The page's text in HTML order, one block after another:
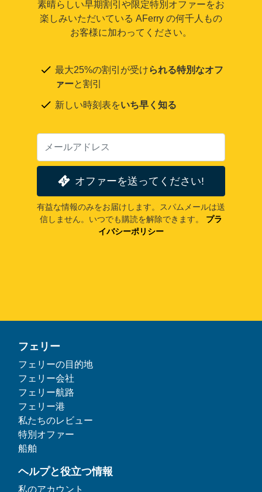
素晴らしい早期割引や限定特別オファーをお
楽しみいただいている AFerry の何千人もの
お客様に加わってください。
最大25%の割引が受けられる特別なオフ
ァーと割引
新しい時刻表をいち早く知る
オファーを送ってください!
有益な情報のみをお届けします。スパムメールは送
信しません。いつでも購読を解除できます。
プラ
イバシーポリシー
フェリー
フェリーの目的地
フェリー会社
フェリー航路
フェリー港
私たちのレビュー
特別オファー
船舶
ヘルプと役立つ情報
私のアカウント